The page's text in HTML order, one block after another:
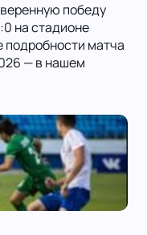
победу
на стадионе
матча
— в нашем